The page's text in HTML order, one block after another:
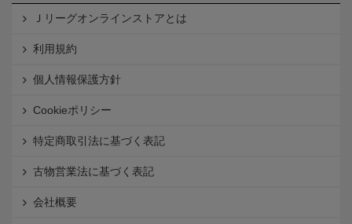
Ｊリーグオンラインストアとは
利用規約
個人情報保護方針
Cookieポリシー
特定商取引法に基づく表記
古物営業法に基づく表記
会社概要